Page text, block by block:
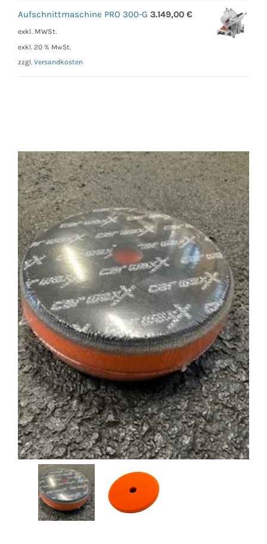
Aufschnittmaschine PRO 300-G 3.149,00 €
exkl. MWSt.
exkl. 20 % MwSt.
zzgl. Versandkosten